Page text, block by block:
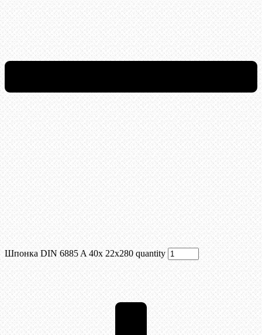
Шпонка DIN 6885 A 40x 22x280 quantity